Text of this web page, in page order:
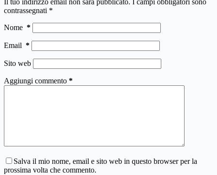
Il tuo indirizzo email non sarà pubblicato.
I campi obbligatori sono
contrassegnati *
Nome *
Email *
Sito web
Aggiungi commento *
Salva il mio nome, email e sito web in questo browser per la
prossima volta che commento.